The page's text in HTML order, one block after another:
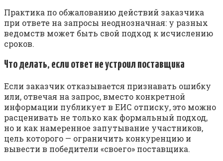
Практика по обжалованию действий заказчика
при ответе на запросы неоднозначная: у разных
ведомств может быть свой подход к исчислению
сроков.
Что делать, если ответ не устроил поставщика
Если заказчик отказывается признавать ошибку
или, отвечая на запрос, вместо конкретной
информации публикует в ЕИС отписку, это можно
расценивать не только как формальный подход,
но и как намеренное запутывание участников,
цель которого — ограничить конкуренцию и
вывести в победители «своего» поставщика.